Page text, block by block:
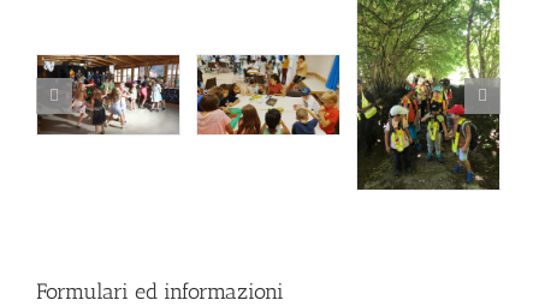
Formulari ed informazioni